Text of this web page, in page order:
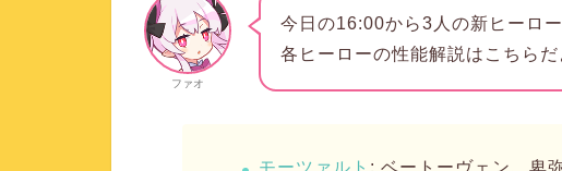
ファオ
今日の16:00から3人の新ヒーロ
各ヒーローの性能解説はこちらだ